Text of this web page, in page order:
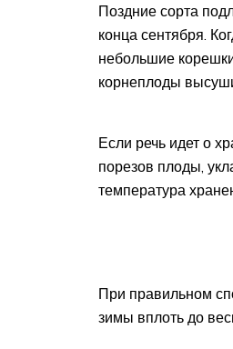
Поздние сорта
конца сентября.
небольшие
корнеплоды
Если речь идет о
порезов плоды,
температура
При правильном
зимы вплоть до